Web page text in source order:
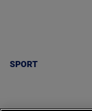
SPORT